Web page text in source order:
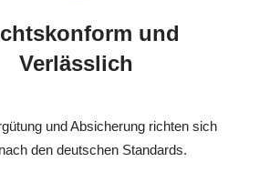
und
Verlässlich
und Absicherung richten sich
den deutschen Standards.